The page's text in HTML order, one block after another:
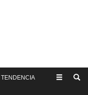
TENDENCIA